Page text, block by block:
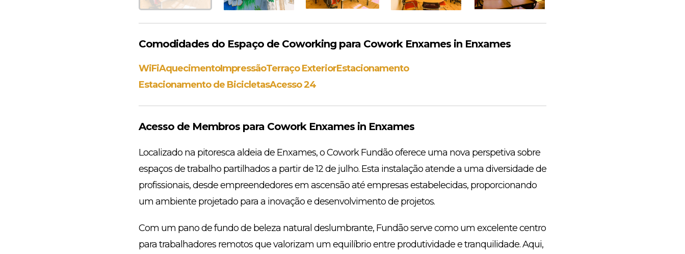
Comodidades do Espaço de Coworking para Cowork Enxames in Enxames
WiFiAquecimentoImpressãoTerraço ExteriorEstacionamento
Estacionamento de BicicletasAcesso 24
Acesso de Membros para Cowork Enxames in Enxames
Localizado na pitoresca aldeia de Enxames, o Cowork Fundão oferece uma nova perspetiva sobre
espaços de trabalho partilhados a partir de 12 de julho. Esta instalação atende a uma diversidade de
profissionais, desde empreendedores em ascensão até empresas estabelecidas, proporcionando
um ambiente projetado para a inovação e desenvolvimento de projetos.
Com um pano de fundo de beleza natural deslumbrante, Fundão serve como um excelente centro
para trabalhadores remotos que valorizam um equilíbrio entre produtividade e tranquilidade. Aqui,